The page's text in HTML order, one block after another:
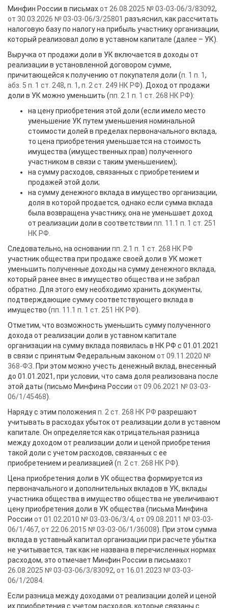
Минфин России в письмахот 26.08.2025 № 03-03-06/3/83092,
от 30.03.2026 № 03-03-06/3/25801 разъяснил, как рассчитать
налоговую базу по налогу на прибыль участнику организации,
который реализовал долю в уставном капитале (далее – УК).
Выручка от продажи доли в УК включается в доходы от
реализации в установленной договором сумме,
причитающейся к получению от покупателя доли (п. 1 п. 1,
абз. 5 п. 1 ст. 248, п. 1, п. 2 ст. 249 НК РФ). Доход от продажи
доли в УК можно уменьшить (пп. 2.1 п. 1 ст. 268 НК РФ):
на цену приобретения этой доли (если имело место
уменьшение УК путем уменьшения номинальной
стоимости долей в пределах первоначального вклада,
то цена приобретения уменьшается на стоимость
имущества (имущественных прав) полученного
участником в связи с таким уменьшением);
на сумму расходов, связанных с приобретением и
продажей этой доли;
на сумму денежного вклада в имущество организации,
доля в которой продается, однако если сумма вклада
была возвращена участнику, она не уменьшает доход
от реализации доли в соответствии пп. 11.1 п. 1 ст. 251
НК РФ
Следовательно, на основании пп. 2.1 п. 1 ст. 268 НК РФ
участник общества при продаже своей доли в УК может
уменьшить полученные доходы на сумму денежного вклада,
который ранее внес в имущество общества и не забрал
обратно. Для этого ему необходимо хранить документы,
подтверждающие сумму соответствующего вклада в
имущество (пп. 11.1 п. 1 ст. 251 НК РФ).
Отметим, что возможность уменьшить сумму полученного
дохода от реализации доли в уставном капитале
организации на сумму вклада появилась в НК РФ с 01.01.2021
в связи с принятым Федеральным законом от 09.11.2020 №
368-ФЗ . При этом можно учесть денежный вклад, внесенный
до 01.01.2021, при условии, что сама доля реализована после
этой даты (письмо Минфина России от 09.06.2021 № 03-03-
06/1/45468).
Наряду с этим положения п. 2 ст. 268 НК РФ разрешают
учитывать в расходах убыток от реализации доли в уставном
капитале. Он определяется как отрицательная разница
между доходом от реализации доли и ценой приобретения
такой доли с учетом расходов, связанных с ее
приобретением и реализацией (п. 2 ст. 268 НК РФ).
Цена приобретения доли в УК общества формируется из
первоначального и дополнительных вкладов в УК, вклады
участника общества в имущество общества не увеличивают
цену приобретения доли в УК общества (письма Минфина
России от 01.02.2010 № 03-03-06/3/4, от 09.08.2011 № 03-03-
06/1/467, от 22.06.2015 № 03-03-06/1/36008). При этом сумма
вклада в уставный капитал организации при расчете убытка
не учитывается, так как не названа в перечисленных нормах
расходом, это отмечает Минфин России в письмахот
26.08.2025 № 03-03-06/3/83092, от 16.01.2023 № 03-03-
06/1/2084
Если разница между доходами от реализации долей и ценой
их приобретения с учетом расходов, которые связаны с